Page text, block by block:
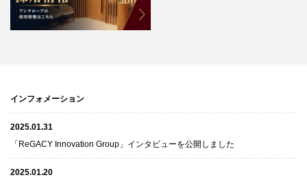
インフォメーション
2025.01.31
「ReGACY Innovation Group」インタビューを公開しました
2025.01.20